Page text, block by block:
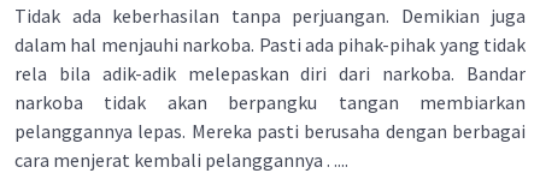
Tidak ada keberhasilan tanpa perjuangan. Demikian juga
dalam hal menjauhi narkoba. Pasti ada pihak-pihak yang tidak
rela bila adik-adik melepaskan diri dari narkoba. Bandar
narkoba tidak akan berpangku tangan membiarkan
pelanggannya lepas. Mereka pasti berusaha dengan berbagai
cara menjerat kembali pelanggannya . ....